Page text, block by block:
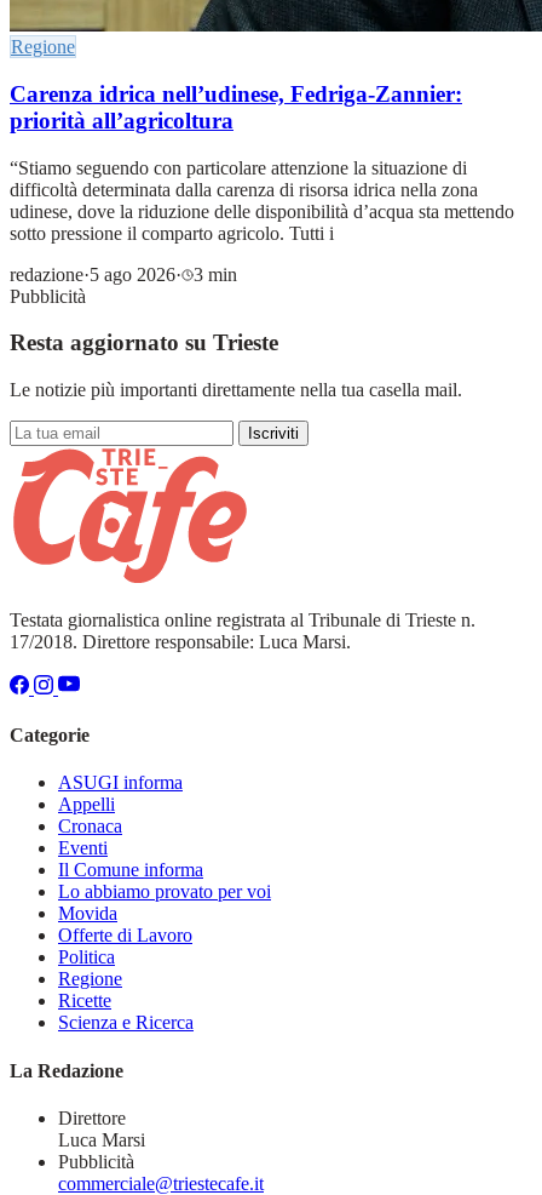
Regione
Carenza idrica nell’udinese, Fedriga-Zannier:
priorità all’agricoltura
“Stiamo seguendo con particolare attenzione la situazione di
difficoltà determinata dalla carenza di risorsa idrica nella zona
udinese, dove la riduzione delle disponibilità d’acqua sta mettendo
sotto pressione il comparto agricolo. Tutti i
redazione·5 ago 2026·
3 min
Pubblicità
Resta aggiornato su Trieste
Le notizie più importanti direttamente nella tua casella mail.
Iscriviti
Testata giornalistica online registrata al Tribunale di Trieste n.
17/2018. Direttore responsabile: Luca Marsi.
Categorie
ASUGI informa
Appelli
Cronaca
Eventi
Il Comune informa
Lo abbiamo provato per voi
Movida
Offerte di Lavoro
Politica
Regione
Ricette
Scienza e Ricerca
La Redazione
Direttore
Luca Marsi
Pubblicità
commerciale@triestecafe.it